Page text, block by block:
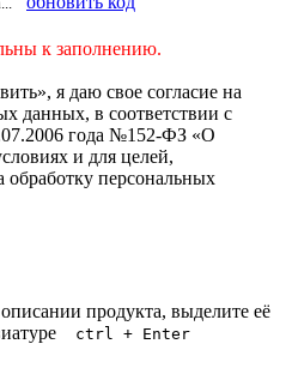
к заполнению.
я даю свое согласие на
данных, в соответствии с
года №152-ФЗ «О
и для целей,
персональных
продукта, выделите её
ctrl + Enter